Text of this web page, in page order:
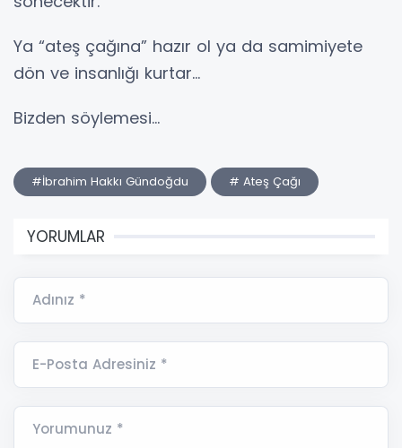
Ya “ateş çağına” hazır ol ya da samimiyete
dön ve insanlığı kurtar…
Bizden söylemesi…
#İbrahim Hakkı Gündoğdu # Ateş Çağı
YORUMLAR
Adınız *
E-Posta Adresiniz *
Yorumunuz *